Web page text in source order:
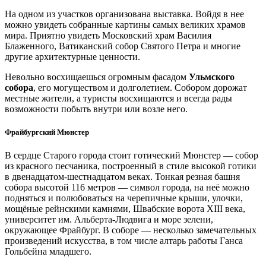
На одном из участков организована выставка. Войдя в нее
можно увидеть собранные картины самых великих храмов
мира. Приятно увидеть Московский храм Василия
Блаженного, Ватиканский собор Святого Петра и многие
другие архитектурные ценности.
Невольно восхищаешься огромным фасадом Ульмского
собора, его могуществом и долголетием. Собором дорожат
местные жители, а туристы восхищаются и всегда рады
возможности побыть внутри или возле него.
Фрайбургский Мюнстер
В сердце Старого города стоит готический Мюнстер — собор
из красного песчаника, построенный в стиле высокой готики
в двенадцатом-шестнадцатом веках. Тонкая резная башня
собора высотой 116 метров — символ города, на неё можно
подняться и полюбоваться на черепичные крыши, улочки,
мощёные рейнскими камнями, Швабские ворота XIII века,
университет им. Альберта-Людвига и море зелени,
окружающее Фрайбург. В соборе — несколько замечательных
произведений искусства, в том числе алтарь работы Ганса
Гольбейна младшего.